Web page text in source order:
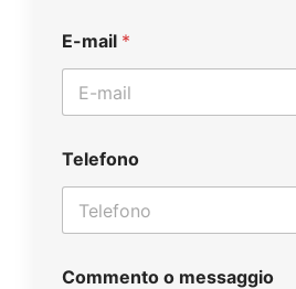
E-mail *
Telefono
Commento o messaggio